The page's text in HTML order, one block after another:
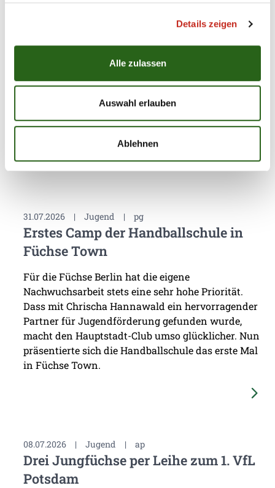
Details zeigen
Alle zulassen
Auswahl erlauben
Ablehnen
machen, jedoch die Zukunft gilt es zu gestalten - mit
31.07.2026 | Jugend | pg
Erstes Camp der Handballschule in
Füchse Town
Für die Füchse Berlin hat die eigene
Nachwuchsarbeit stets eine sehr hohe Priorität.
Dass mit Chrischa Hannawald ein hervorragender
Partner für Jugendförderung gefunden wurde,
macht den Hauptstadt-Club umso glücklicher. Nun
präsentierte sich die Handballschule das erste Mal
in Füchse Town.
08.07.2026 | Jugend | ap
Drei Jungfüchse per Leihe zum 1. VfL
Potsdam